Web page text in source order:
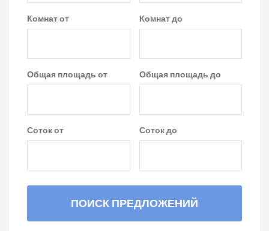
Комнат от Комнат до
Общая площадь от Общая площадь до
Соток от Соток до
ПОИСК ПРЕДЛОЖЕНИЙ